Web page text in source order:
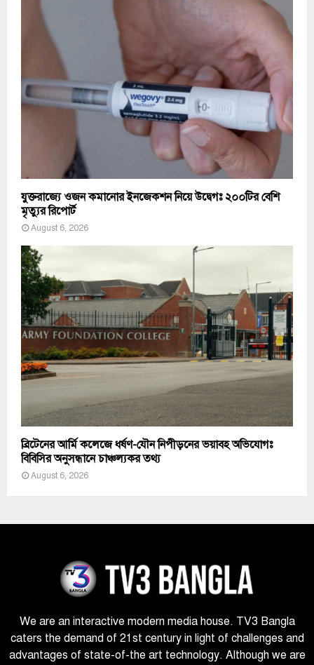
যুক্তরাজ্যে ওজন কমানোর ইনজেকশন নিয়ে উদ্বেগঃ ২০০টির বেশি
মৃত্যুর রিপোর্ট
August 6, 2026
ব্রিটেনের আর্মি কলেজে ধর্ষণ-যৌন নিপীড়নের ভয়াবহ অভিযোগঃ
বিবিসির অনুসন্ধানে চাঞ্চল্যকর তথ্য
August 6, 2026
We are an interactive modern media house. TV3 Bangla
caters the demand of 21st century in light of challenges and
advantages of state-of-the art technology. Although we are